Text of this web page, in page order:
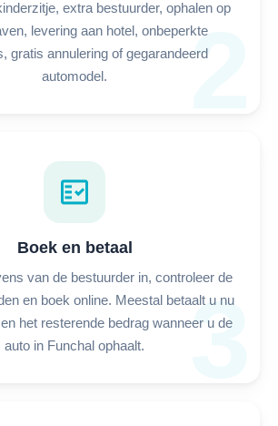
2
extra bestuurder, ophalen op
levering aan hotel, onbeperkte
gratis annulering of gegarandeerd
automodel.
3
fact_check
Boek en betaal
van de bestuurder in, controleer de
en boek online. Meestal betaalt u nu
het resterende bedrag wanneer u de
auto in Funchal ophaalt.